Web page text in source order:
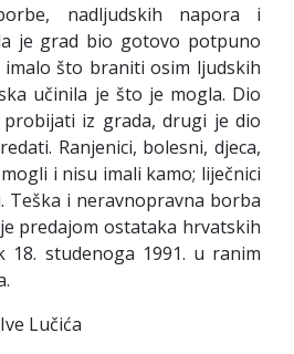
nadljudskih napora i
je grad bio gotovo potpuno
što braniti osim ljudskih
učinila je što je mogla. Dio
iz grada, drugi je dio
Ranjenici, bolesni, djeca,
i nisu imali kamo; liječnici
Teška i neravnopravna borba
predajom ostataka hrvatskih
18. studenoga 1991. u ranim
Lučića